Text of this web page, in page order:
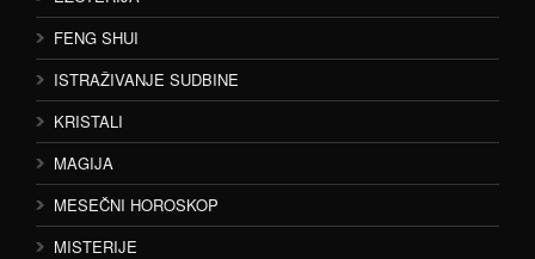
FENG SHUI
ISTRAŽIVANJE SUDBINE
KRISTALI
MAGIJA
MESEČNI HOROSKOP
MISTERIJE